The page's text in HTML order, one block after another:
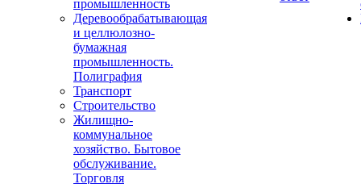
промышленность
Деревообрабатывающая
и целлюлозно-
бумажная
промышленность.
Полиграфия
Транспорт
Строительство
Жилищно-
коммунальное
хозяйство. Бытовое
обслуживание.
Торговля